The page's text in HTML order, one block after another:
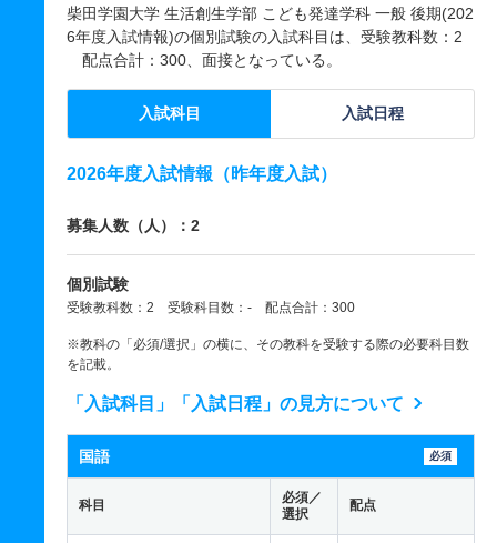
柴田学園大学 生活創生学部 こども発達学科 一般 後期(202
6年度入試情報)の個別試験の入試科目は、受験教科数：2
配点合計：300、面接となっている。
入試科目 入試日程
2026年度入試情報（昨年度入試）
募集人数（人）：2
個別試験
受験教科数：2 受験科目数：- 配点合計：300
※教科の「必須/選択」の横に、その教科を受験する際の必要科目数
を記載。
「入試科目」「入試日程」の見方について
国語 必須
科目
必須／
選択
配点